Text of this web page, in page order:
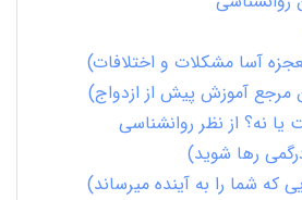
آسا مشکلات و اختلافات)
مرجع آموزش پیش از ازدواج)
نه؟ از نظر روانشناسی
رها شوید)
که شما را به آینده میرساند)